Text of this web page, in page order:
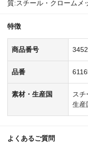
質:スチール・クローム
特徴
商品番号
品番
素材・生産国
ス
生産
よくあるご質問